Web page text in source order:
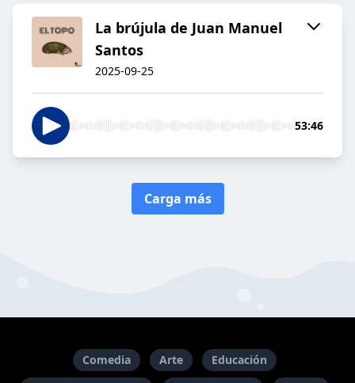
La brújula de Juan Manuel
Santos
2025-09-25
53:46
Carga más
Comedia Arte
Educación